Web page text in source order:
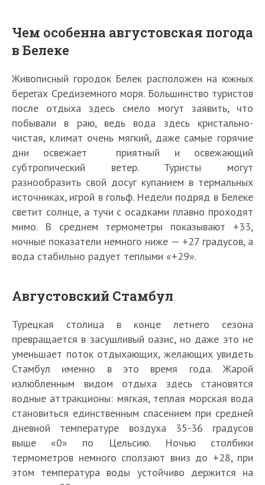
Чем особенна августовская погода
в Белеке
Живописный городок Белек расположен на южных
берегах Средиземного моря. Большинство туристов
после отдыха здесь смело могут заявить, что
побывали в раю, ведь вода здесь кристально-
чистая, климат очень мягкий, даже самые горячие
дни освежает приятный и освежающий
субтропический ветер. Туристы могут
разнообразить свой досуг купанием в термальных
источниках, игрой в гольф. Недели подряд в Белеке
светит солнце, а тучи с осадками плавно проходят
мимо. В среднем термометры показывают +33,
ночные показатели немного ниже — +27 градусов, а
вода стабильно радует теплыми «+29».
Августовский Стамбул
Турецкая столица в конце летнего сезона
превращается в засушливый оазис, но даже это не
уменьшает поток отдыхающих, желающих увидеть
Стамбул именно в это время года. Жарой
излюбленным видом отдыха здесь становятся
водные аттракционы: мягкая, теплая морская вода
становиться единственным спасением при средней
дневной температуре воздуха 35-36 градусов
выше «0» по Цельсию. Ночью столбики
термометров немного сползают вниз до +28, при
этом температура воды устойчиво держится на